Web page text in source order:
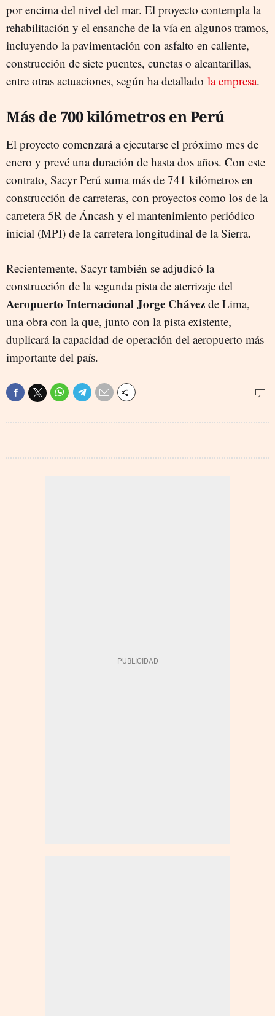
por encima del nivel del mar. El proyecto contempla la
rehabilitación y el ensanche de la vía en algunos tramos,
incluyendo la pavimentación con asfalto en caliente,
construcción de siete puentes, cunetas o alcantarillas,
entre otras actuaciones, según ha detallado la empresa.
Más de 700 kilómetros en Perú
El proyecto comenzará a ejecutarse el próximo mes de
enero y prevé una duración de hasta dos años. Con este
contrato, Sacyr Perú suma más de 741 kilómetros en
construcción de carreteras, con proyectos como los de la
carretera 5R de Áncash y el mantenimiento periódico
inicial (MPI) de la carretera longitudinal de la Sierra.
Recientemente, Sacyr también se adjudicó la
construcción de la segunda pista de aterrizaje del
Aeropuerto Internacional Jorge Chávez de Lima,
una obra con la que, junto con la pista existente,
duplicará la capacidad de operación del aeropuerto más
importante del país.